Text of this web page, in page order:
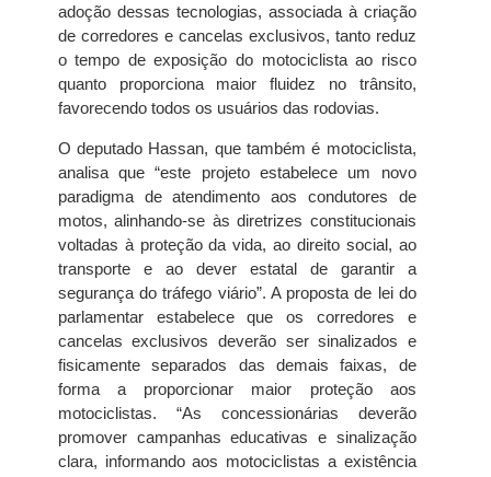
adoção dessas tecnologias, associada à criação
de corredores e cancelas exclusivos, tanto reduz
o tempo de exposição do motociclista ao risco
quanto proporciona maior fluidez no trânsito,
favorecendo todos os usuários das rodovias.
O deputado Hassan, que também é motociclista,
analisa que “este projeto estabelece um novo
paradigma de atendimento aos condutores de
motos, alinhando-se às diretrizes constitucionais
voltadas à proteção da vida, ao direito social, ao
transporte e ao dever estatal de garantir a
segurança do tráfego viário”. A proposta de lei do
parlamentar estabelece que os corredores e
cancelas exclusivos deverão ser sinalizados e
fisicamente separados das demais faixas, de
forma a proporcionar maior proteção aos
motociclistas. “As concessionárias deverão
promover campanhas educativas e sinalização
clara, informando aos motociclistas a existência